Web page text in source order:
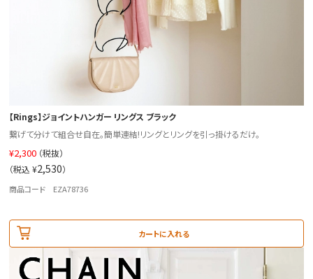
【Rings】ジョイントハンガー リングス ブラック
繋げて分けて組合せ自在。簡単連結!リングとリングを引っ掛けるだけ。
¥2,300 （税抜）
（税込 ¥2,530）
商品コード EZA78736
カートに入れる